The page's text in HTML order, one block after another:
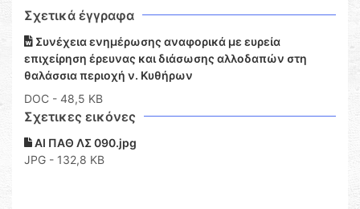
Σχετικά έγγραφα
Συνέχεια ενημέρωσης αναφορικά με ευρεία
επιχείρηση έρευνας και διάσωσης αλλοδαπών στη
θαλάσσια περιοχή ν. Κυθήρων
DOC - 48,5 KB
Σχετικες εικόνες
ΑΙ ΠΑΘ ΛΣ 090.jpg
JPG - 132,8 KB